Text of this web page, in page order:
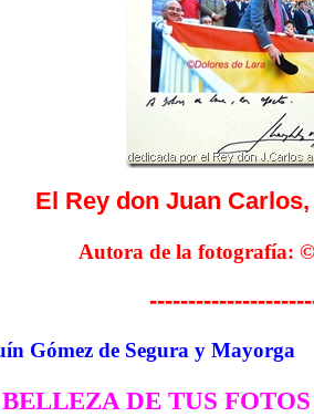
El Rey don Juan
Autora de la fotografía:
Gómez de Segura y Mayorga
BELLEZA DE TUS FOTOS